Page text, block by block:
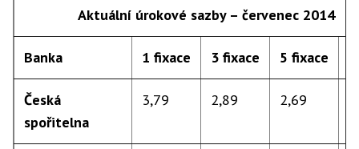
Aktuální úrokové sazby – červenec 2014
Banka 1 fixace 3 fixace 5 fixace
Česká
spořitelna
3,79 2,89 2,69